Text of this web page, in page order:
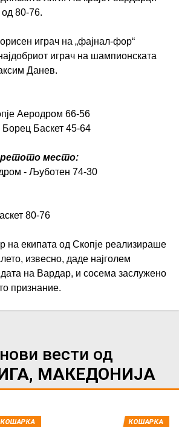
од 80-76.
играч на „фајнал-фор“
играч на шампионската
Данев.
Аеродром 66-56
Баскет 45-64
место:
- Љуботен 74-30
80-76
на екипата од Скопје реализираше
извесно, даде најголем
на Вардар, и сосема заслужено
признание.
вести од
МАКЕДОНИЈА
КОШАРКА КОШАРКА